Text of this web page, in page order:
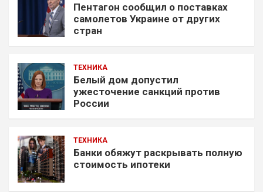
Пентагон сообщил о поставках
самолетов Украине от других
стран
ТЕХНИКА
Белый дом допустил
ужесточение санкций против
России
ТЕХНИКА
Банки обяжут раскрывать полную
стоимость ипотеки